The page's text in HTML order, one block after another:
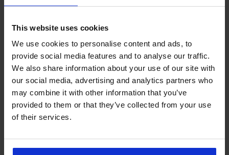
This website uses cookies
We use cookies to personalise content and ads, to
provide social media features and to analyse our traffic.
We also share information about your use of our site with
our social media, advertising and analytics partners who
may combine it with other information that you’ve
provided to them or that they’ve collected from your use
of their services.
4,7
729 Kč
Sleva
804 Kč Původní cena
1 149 Kč